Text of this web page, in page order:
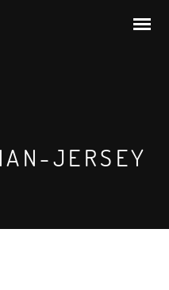
JERSEY